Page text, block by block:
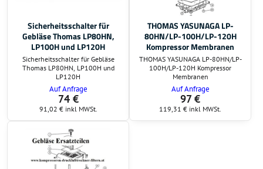
Sicherheitsschalter für
Gebläse Thomas LP80HN,
LP100H und LP120H
Sicherheitsschalter für Gebläse
Thomas LP80HN, LP100H und
LP120H
Auf Anfrage
74 €
91,02 € inkl MWSt.
THOMAS YASUNAGA LP-
80HN/LP-100H/LP-120H
Kompressor Membranen
THOMAS YASUNAGA LP-80HN/LP-
100H/LP-120H Kompressor
Membranen
Auf Anfrage
97 €
119,31 € inkl MWSt.